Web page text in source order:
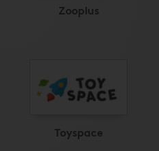
Zooplus
Toyspace